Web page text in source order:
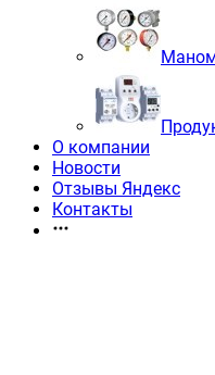
О компании
Новости
Отзывы Яндекс
Контакты